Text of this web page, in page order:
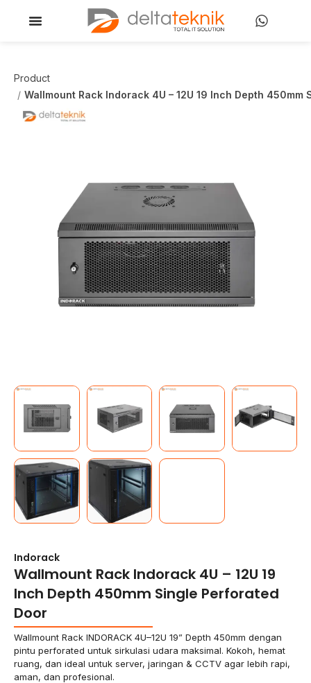
Product
Wallmount Rack Indorack 4U – 12U 19 Inch Depth
Indorack
Wallmount Rack Indorack 4U – 12U 19
Inch Depth 450mm Single Perforated
Door
Wallmount Rack INDORACK 4U–12U 19” Depth 450mm dengan
pintu perforated untuk sirkulasi udara maksimal. Kokoh, hemat
ruang, dan ideal untuk server, jaringan & CCTV agar lebih rapi,
aman, dan profesional.